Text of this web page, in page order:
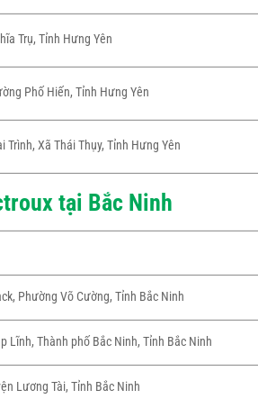
Trụ, Tỉnh Hưng Yên
Phố Hiến, Tỉnh Hưng Yên
Trình, Xã Thái Thụy, Tỉnh Hưng Yên
tại Bắc Ninh
Phường Võ Cường, Tỉnh Bắc Ninh
Lĩnh, Thành phố Bắc Ninh, Tỉnh Bắc Ninh
Lương Tài, Tỉnh Bắc Ninh